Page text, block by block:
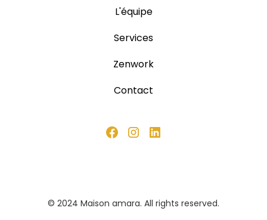
L'équipe
Services
Zenwork
Contact
© 2024 Maison amara. All rights reserved.